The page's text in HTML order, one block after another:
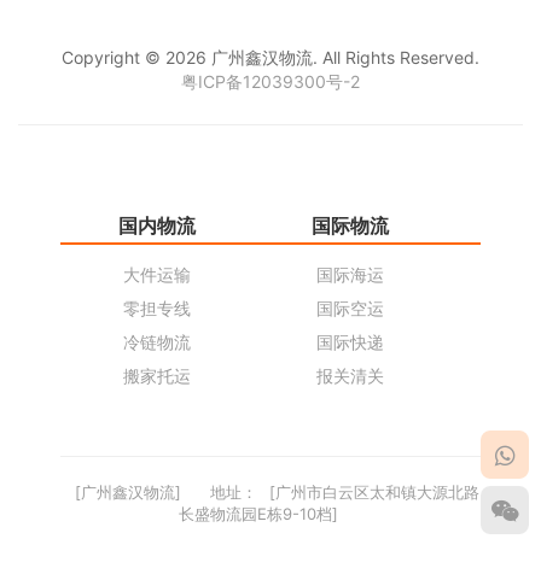
Copyright © 2026 广州鑫汉物流. All Rights Reserved.
粤ICP备12039300号-2
国内物流
大件运输
零担专线
冷链物流
搬家托运
国际物流
国际海运
国际空运
国际快递
报关清关
[广州鑫汉物流] 地址：
[广州市白云区太和镇大源北路
长盛物流园E栋9-10档]